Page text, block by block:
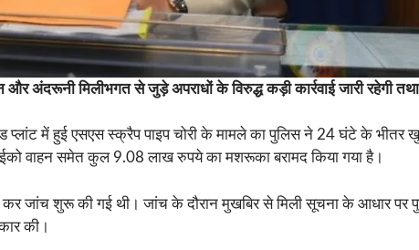
अंदरूनी मिलीभगत से जुड़े अपराधों के विरुद्ध कड़ी कार्रवाई जारी रहेगी
प्लांट में हुई एसएस स्क्रैप पाइप चोरी के मामले का पुलिस ने 24 घंटे के भीतर
वाहन समेत कुल 9.08 लाख रुपये का मशरूका बरामद किया गया है।
जांच शुरू की गई थी। जांच के दौरान मुखबिर से मिली सूचना के आधार पर
की।